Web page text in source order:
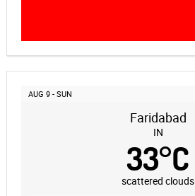
AUG 9 - SUN
Faridabad
IN
33°C
scattered clouds